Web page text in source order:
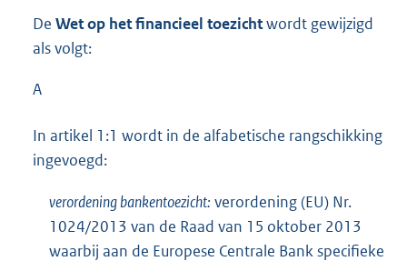
De Wet op het financieel toezichtwordt gewijzigd
als volgt:
A
In artikel 1:1 wordt in de alfabetische rangschikking
ingevoegd:
verordening bankentoezicht: verordening (EU) Nr.
1024/2013 van de Raad van 15 oktober 2013
waarbij aan de Europese Centrale Bank specifieke